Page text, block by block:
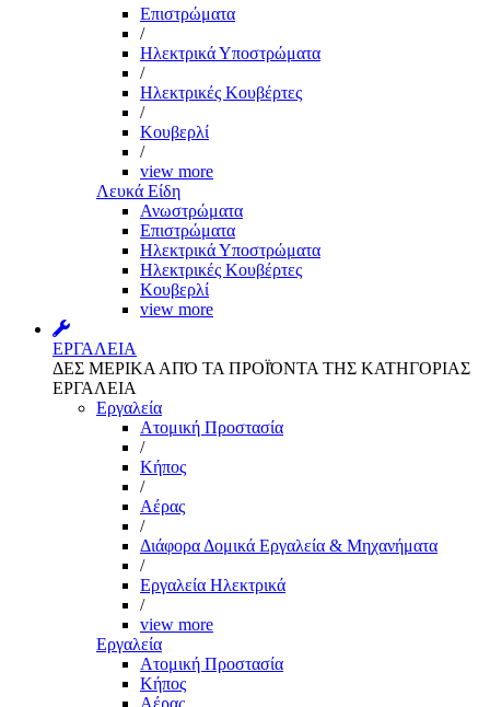
Επιστρώματα
/
Ηλεκτρικά Υποστρώματα
/
Ηλεκτρικές Κουβέρτες
/
Κουβερλί
/
view more
Λευκά Είδη
Ανωστρώματα
Επιστρώματα
Ηλεκτρικά Υποστρώματα
Ηλεκτρικές Κουβέρτες
Κουβερλί
view more
ΕΡΓΑΛΕΙΑ
ΔΕΣ ΜΕΡΙΚΑ ΑΠΌ ΤΑ ΠΡΟΪΌΝΤΑ ΤΗΣ ΚΑΤΗΓΟΡΙΑΣ
ΕΡΓΑΛΕΙΑ
Εργαλεία
Aτομική Προστασία
/
Kήπος
/
Αέρας
/
Διάφορα Δομικά Εργαλεία & Μηχανήματα
/
Εργαλεία Ηλεκτρικά
/
view more
Εργαλεία
Aτομική Προστασία
Kήπος
Αέρας